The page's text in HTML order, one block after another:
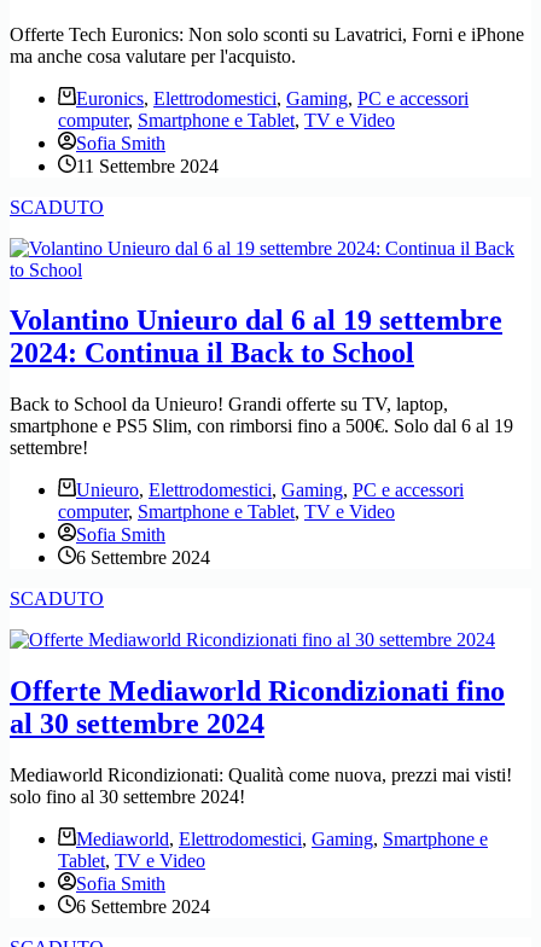
Offerte Tech Euronics: Non solo sconti su Lavatrici, Forni e iPhone
ma anche cosa valutare per l'acquisto.
Euronics, Elettrodomestici, Gaming, PC e accessori
computer, Smartphone e Tablet, TV e Video
Sofia Smith
11 Settembre 2024
SCADUTO
Volantino Unieuro dal 6 al 19 settembre
2024: Continua il Back to School
Back to School da Unieuro! Grandi offerte su TV, laptop,
smartphone e PS5 Slim, con rimborsi fino a 500€. Solo dal 6 al 19
settembre!
Unieuro, Elettrodomestici, Gaming, PC e accessori
computer, Smartphone e Tablet, TV e Video
Sofia Smith
6 Settembre 2024
SCADUTO
Offerte Mediaworld Ricondizionati fino
al 30 settembre 2024
Mediaworld Ricondizionati: Qualità come nuova, prezzi mai visti!
solo fino al 30 settembre 2024!
Mediaworld, Elettrodomestici, Gaming, Smartphone e
Tablet, TV e Video
Sofia Smith
6 Settembre 2024